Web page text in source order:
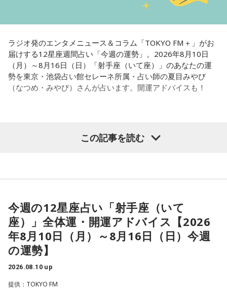
ラジオ発のエンタメニュース＆コラム「TOKYO FM＋」がお
届けする12星座週間占い「今週の運勢」。2026年8月10日
（月）～8月16日（日）「射手座（いて座）」のあなたの運
勢を東京・池袋占い館セレーネ所属・占い師の夏目みやび
（なつめ・みやび）さんが占います。開運アドバイスも！
★ワンポイントアドバイス★
むやみな競争はしないように。すみわけをして、自分が心地
よく活動できるようにしましょう。
■監修者プロフィール：夏目みやび（なつめ・みやび）
リピーターも多く、心の琴線に触れると話題に。占いや開運
この記事を読む
今週の12星座占い「射手座（いて
座）」全体運・開運アドバイス【2026
年8月10日（月）～8月16日（日）今週
の運勢】
2026.08.10 up
提供：TOKYO FM